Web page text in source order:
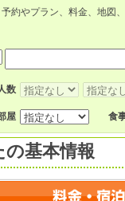
約やプラン、料金、地図
数
屋 食
の基本情報